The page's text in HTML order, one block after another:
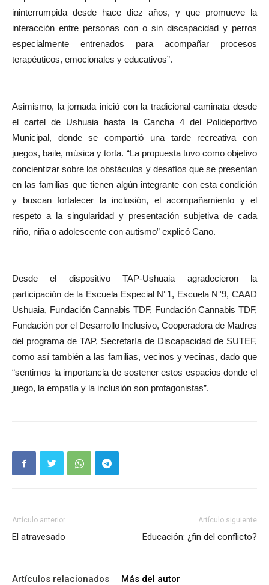
ininterrumpida desde hace diez años, y que promueve la
interacción entre personas con o sin discapacidad y perros
especialmente entrenados para acompañar procesos
terapéuticos, emocionales y educativos”.
Asimismo, la jornada inició con la tradicional caminata desde
el cartel de Ushuaia hasta la Cancha 4 del Polideportivo
Municipal, donde se compartió una tarde recreativa con
juegos, baile, música y torta. “La propuesta tuvo como objetivo
concientizar sobre los obstáculos y desafíos que se presentan
en las familias que tienen algún integrante con esta condición
y buscan fortalecer la inclusión, el acompañamiento y el
respeto a la singularidad y presentación subjetiva de cada
niño, niña o adolescente con autismo” explicó Cano.
Desde el dispositivo TAP-Ushuaia agradecieron la
participación de la Escuela Especial N°1, Escuela N°9, CAAD
Ushuaia, Fundación Cannabis TDF, Fundación Cannabis TDF,
Fundación por el Desarrollo Inclusivo, Cooperadora de Madres
del programa de TAP, Secretaría de Discapacidad de SUTEF,
como así también a las familias, vecinos y vecinas, dado que
“sentimos la importancia de sostener estos espacios donde el
juego, la empatía y la inclusión son protagonistas”.
Artículo anterior
El atravesado
Artículo siguiente
Educación: ¿fin del conflicto?
Artículos relacionados Más del autor